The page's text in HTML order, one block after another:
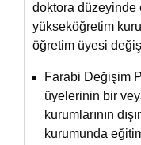
doktora düzeyinde
yükseköğretim
öğretim üyesi
Farabi Değişim
üyelerinin bir
kurumlarının
kurumunda